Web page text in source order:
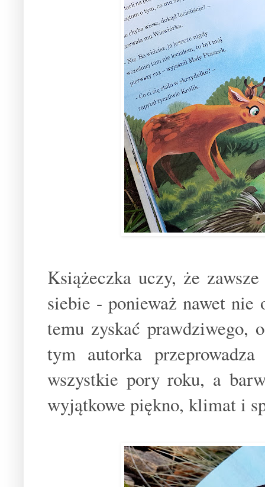
Książeczka uczy, że
siebie - ponieważ nawet
temu zyskać prawdziwego,
tym autorka
wszystkie pory roku, a
wyjątkowe piękno, klimat i